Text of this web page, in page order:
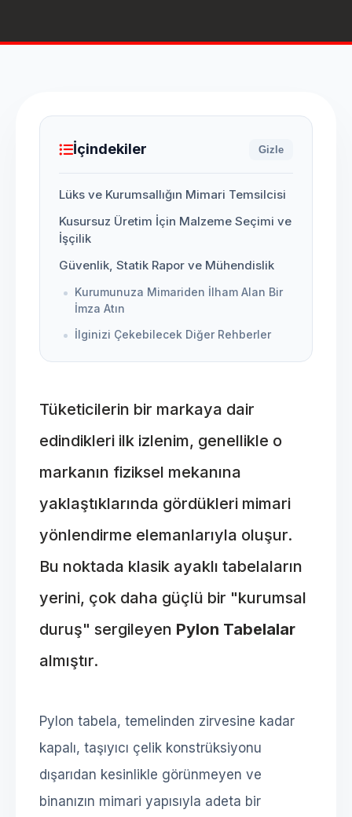
İçindekiler Gizle
Lüks ve Kurumsallığın Mimari Temsilcisi
Kusursuz Üretim İçin Malzeme Seçimi ve
İşçilik
Güvenlik, Statik Rapor ve Mühendislik
Kurumunuza Mimariden İlham Alan Bir
İmza Atın
İlginizi Çekebilecek Diğer Rehberler
Tüketicilerin bir markaya dair
edindikleri ilk izlenim, genellikle o
markanın fiziksel mekanına
yaklaştıklarında gördükleri mimari
yönlendirme elemanlarıyla oluşur.
Bu noktada klasik ayaklı tabelaların
yerini, çok daha güçlü bir "kurumsal
duruş" sergileyen Pylon Tabelalar
almıştır.
Pylon tabela, temelinden zirvesine kadar
kapalı, taşıyıcı çelik konstrüksiyonu
dışarıdan kesinlikle görünmeyen ve
binanızın mimari yapısıyla adeta bir